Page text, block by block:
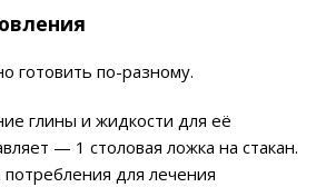
готовить по-разному.
глины и жидкости для её
— 1 столовая ложка на стакан.
для лечения